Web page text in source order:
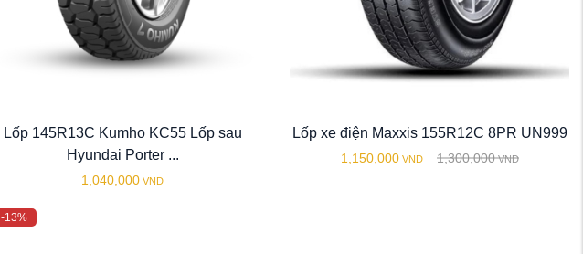
Lốp 145R13C Kumho KC55 Lốp sau
Hyundai Porter ...
1,040,000 VND
Lốp xe điện Maxxis 155R12C 8PR UN999
1,150,000 VND 1,300,000 VND
-13%